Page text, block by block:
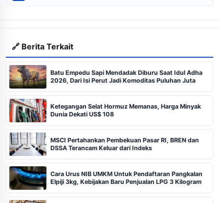
🔗 Berita Terkait
Batu Empedu Sapi Mendadak Diburu Saat Idul Adha
2026, Dari Isi Perut Jadi Komoditas Puluhan Juta
Ketegangan Selat Hormuz Memanas, Harga Minyak
Dunia Dekati US$ 108
MSCI Pertahankan Pembekuan Pasar RI, BREN dan
DSSA Terancam Keluar dari Indeks
Cara Urus NIB UMKM Untuk Pendaftaran Pangkalan
Elpiji 3kg, Kebijakan Baru Penjualan LPG 3 Kilogram